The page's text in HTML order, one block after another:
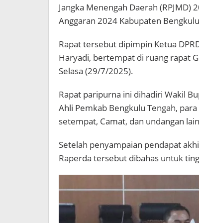
Jangka Menengah Daerah
Anggaran 2024 Kabupaten
Rapat tersebut dipimpin Ketua
Haryadi, bertempat di ruang rapat
Selasa (29/7/2025).
Rapat paripurna ini dihadiri Wakil
Ahli Pemkab Bengkulu Tengah,
setempat, Camat, dan undangan
Setelah penyampaian pendapat
Raperda tersebut dibahas untuk